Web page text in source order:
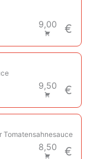
9,00 €
9,50 €
Tomatensahnesauce
8,50 €